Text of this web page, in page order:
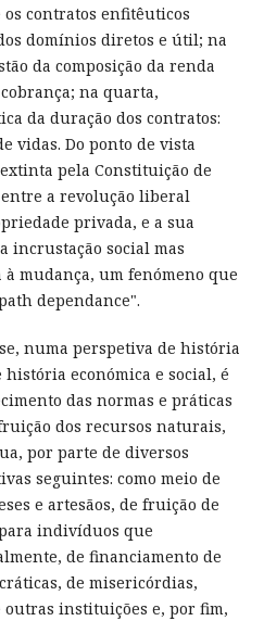
contratos enfitêuticos
domínios diretos e útil; na
da composição da renda
na quarta,
da duração dos contratos:
vidas. Do ponto de vista
pela Constituição de
entre a revolução liberal
privada, e a sua
incrustação social mas
mudança, um fenómeno que
dependance".
perspetiva de história
económica e social, é
das normas e práticas
dos recursos naturais,
por parte de diversos
seguintes: como meio de
e artesãos, de fruição de
indivíduos que
de financiamento de
de misericórdias,
instituições e, por fim,